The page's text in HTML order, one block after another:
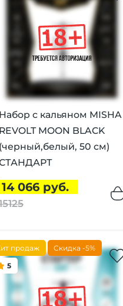
Набор с кальяном MISHA
REVOLT MOON BLACK
(черный,белый, 50 см)
14 066 руб.
продаж
Скидка -5%
5